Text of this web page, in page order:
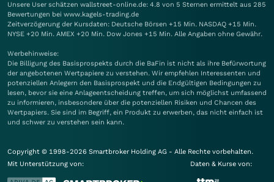
Unsere User schätzen wallstreet-online.de: 4.8 von 5 Sternen ermittelt aus 285
Bewertungen bei www.kagels-trading.de
Zeitverzögerung der Kursdaten: Deutsche Börsen +15 Min. NASDAQ +15 Min.
NYSE +20 Min. AMEX +20 Min. Dow Jones +15 Min. Alle Angaben ohne Gewähr.
Werbehinweise:
Die Billigung des Basisprospekts durch die BaFin ist nicht als ihre Befürwortung
der angebotenen Wertpapiere zu verstehen. Wir empfehlen Interessenten und
potenziellen Anlegern den Basisprospekt und die Endgültigen Bedingungen zu
lesen, bevor sie eine Anlageentscheidung treffen, um sich möglichst umfassend
zu informieren, insbesondere über die potenziellen Risiken und Chancen des
Wertpapiers. Sie sind im Begriff, ein Produkt zu erwerben, das nicht einfach ist
und schwer zu verstehen sein kann.
Copyright © 1998-2026 Smartbroker Holding AG - Alle Rechte vorbehalten.
Mit Unterstützung von:
Daten & Kurse von: